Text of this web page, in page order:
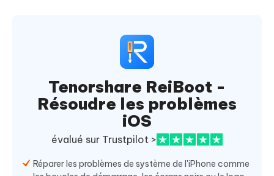
Tenorshare ReiBoot -
Résoudre les problèmes
iOS
évalué sur Trustpilot >
Réparer les problèmes de système de l'iPhone comme